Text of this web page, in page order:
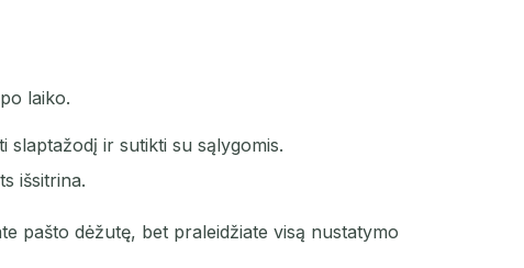
laiko.
ir sutikti su sąlygomis.
išsitrina.
pašto dėžutę, bet praleidžiate visą nustatymo